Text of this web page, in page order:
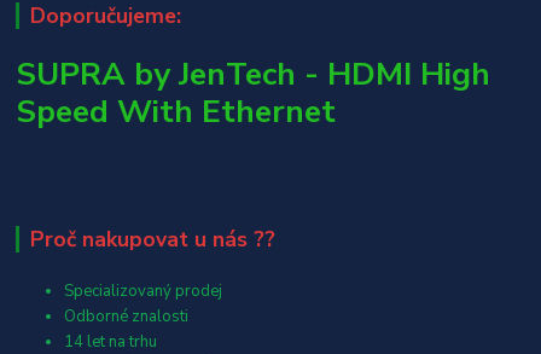
Doporučujeme:
SUPRA by JenTech - HDMI High
Speed With Ethernet
Proč nakupovat u nás ??
Specializovaný prodej
Odborné znalosti
14 let na trhu